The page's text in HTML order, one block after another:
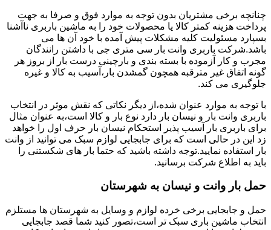
چنانچه برخی مشتریان بدون توجه به موارد فوق و صرفا به جهت
پرداخت هزینه کمتر کالا یا محصولات خود را به ماشین باربری ناآشنا
بسپارد مسئولیت کلیه مشکلات پیش آمده با خود آن ها می
باشد.شرکت باربری وانت بار سی متری جی با داشتن رانندگان
مجرب و کار آزموده با بسته بندی و بارچینی درست بار از بروز هر
گونه اتفاق غیر مترقبه همچون گمشدن بار،آسیب به کالا و غیره
جلوگیری می کند.
با توجه به موارد عنوان شده،از دیگر نکاتی که نقش موثر در انتخاب
باربری وانت بار و نیسان بار دارد نوع بار و کالا است،به عنوان مثال
برای باربری بار آسیب پذیر استحکام نیسان بار حرف اول را خواهد
زد این در حالی است که برای جابجایی لوازم سبک می توانید از وانت
بار استفاده نمایید.توجه داشته باشید که حتما بار های شکستنی را
باید به اطلاع شرکت برسانید.
حمل بار وانت و نیسان به شهرستان
حمل و جابجایی برخی خرده لوازم و وسایل به شهرستان ها مستلزم
انتخاب ماشین باری سبک تر است،تصور کنید شما قصد جابجایی